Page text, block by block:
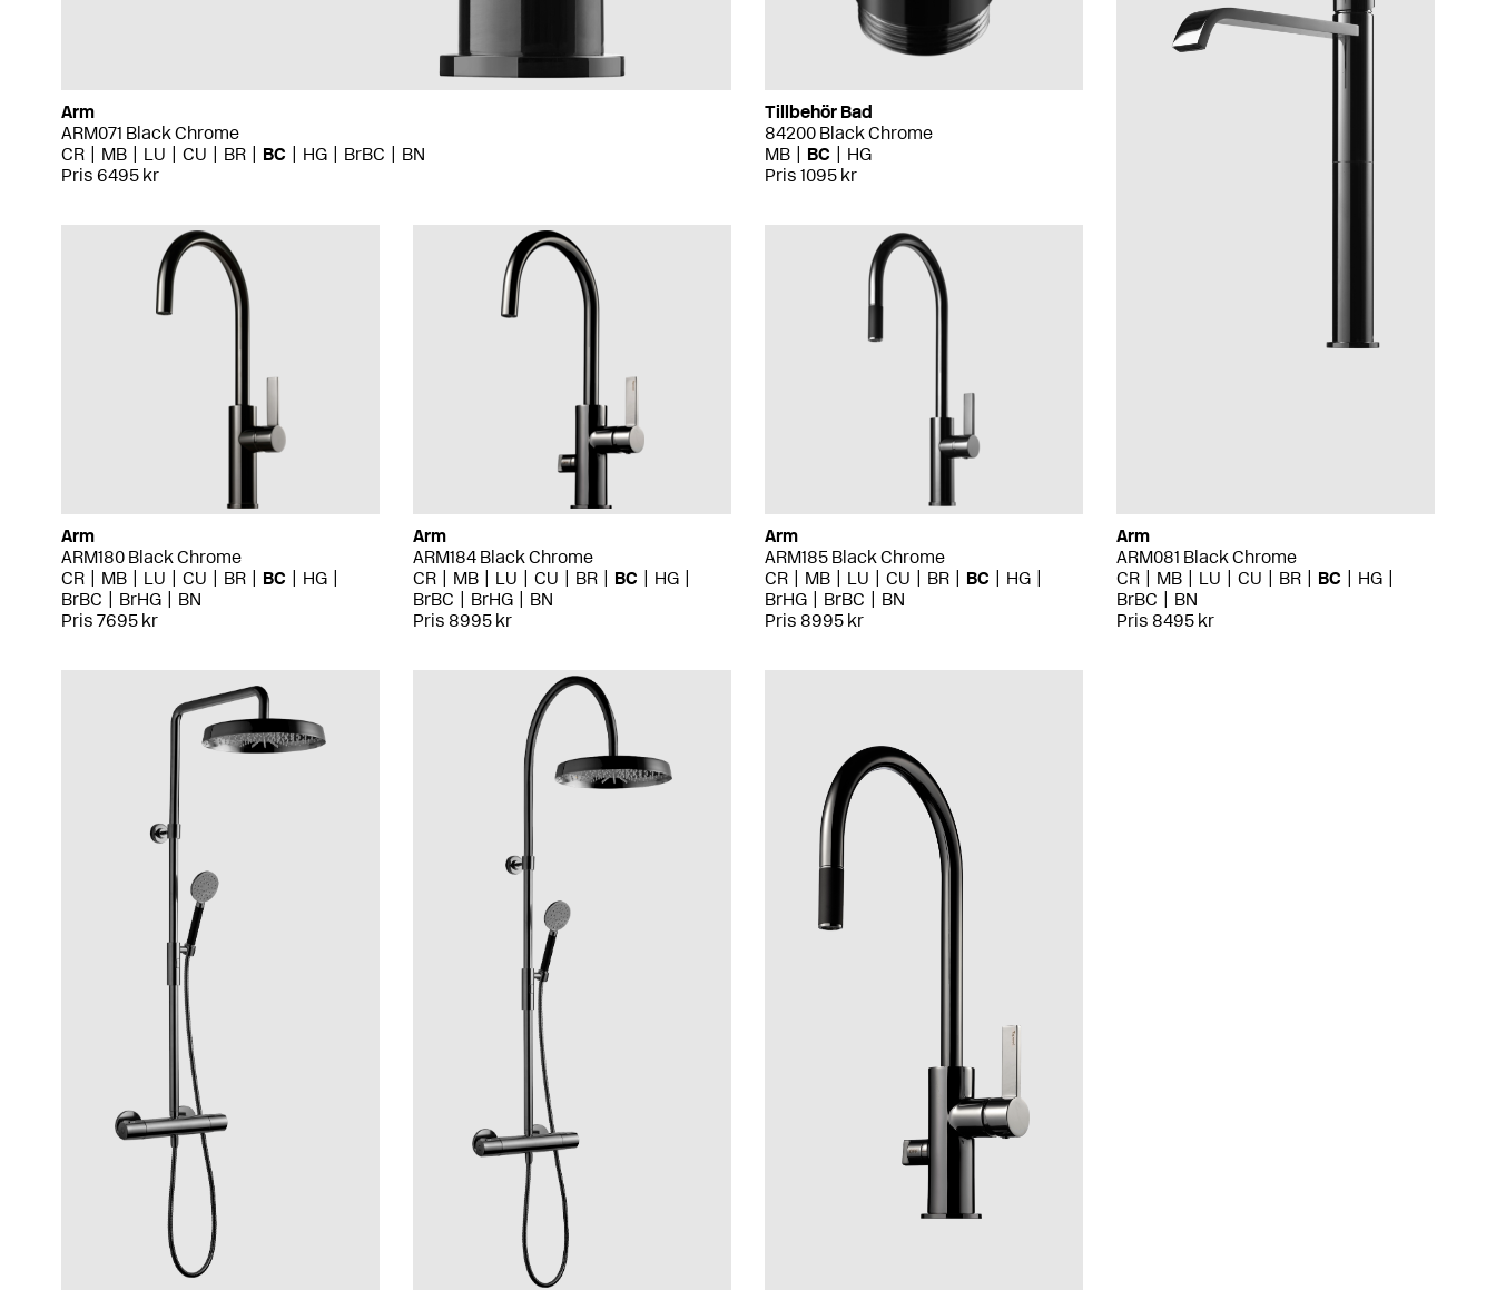
Arm
ARM071 Black Chrome
CR
MB LU CU BR BC HG BrBC
BN
Pris 6495 kr
Tillbehör Bad
84200 Black Chrome
MB
BC
HG
Pris 1095 kr
Arm
ARM081 Black Chrome
CR
MB LU CU BR BC
HG
BrBC
BN
Pris 8495 kr
Arm
ARM180 Black Chrome
CR
MB LU CU BR BC
HG
BrBC
BrHG
BN
Pris 7695 kr
Arm
ARM184 Black Chrome
CR
MB LU CU BR BC
HG
BrBC
BrHG
BN
Pris 8995 kr
Arm
ARM185 Black Chrome
CR
MB LU CU BR BC
HG
BrHG
BrBC
BN
Pris 8995 kr